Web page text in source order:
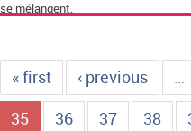
se mélangent.
« first ‹ previous …
35
36 37 38